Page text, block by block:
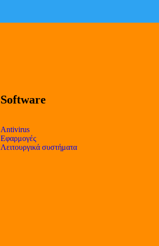
Software
Antivirus
Εφαρμογές
Λειτουργικά συστήματα